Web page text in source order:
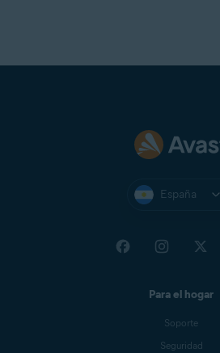
España
Para el hogar
Soporte
Seguridad